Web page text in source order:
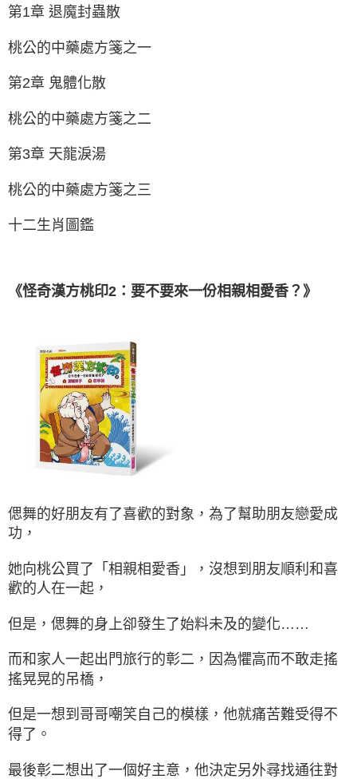
第1章 退魔封蟲散
桃公的中藥處方箋之一
第2章 鬼體化散
桃公的中藥處方箋之二
第3章 天龍淚湯
桃公的中藥處方箋之三
十二生肖圖鑑
《怪奇漢方桃印2：要不要來一份相親相愛香？》
偲舞的好朋友有了喜歡的對象，為了幫助朋友戀愛成
功，
她向桃公買了「相親相愛香」，沒想到朋友順利和喜
歡的人在一起，
但是，偲舞的身上卻發生了始料未及的變化……
而和家人一起出門旅行的彰二，因為懼高而不敢走搖
搖晃晃的吊橋，
但是一想到哥哥嘲笑自己的模樣，他就痛苦難受得不
得了。
最後彰二想出了一個好主意，他決定另外尋找通往對